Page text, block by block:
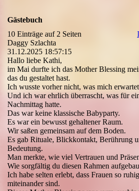
Gästebuch
10 Einträge auf 2 Seiten
Daggy Szlachta
31.12.2025 18:57:15
Hallo liebe Kathi,
im Mai durfte ich das Mother Blessing
das du gestaltet hast.
Ich wusste vorher nicht, was mich
Und ich war ehrlich überrascht, was für
Nachmittag hatte.
Das war keine klassische Babyparty.
Es war ein bewusst gehaltener Raum.
Wir saßen gemeinsam auf dem Boden.
Es gab Rituale, Blickkontakt, Berührung
Bedeutung.
Man merkte, wie viel Vertrauen und
Wie sorgfältig du diesen Rahmen
Ich habe selten erlebt, dass Frauen so
miteinander sind.